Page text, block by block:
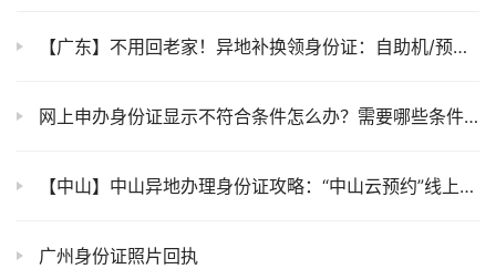
【广东】不用回老家！异地补换领身份证：自助机/预约窗口办轻松办理7天拿证！
网上申办身份证显示不符合条件怎么办？需要哪些条件、材料
【中山】中山异地办理身份证攻略：“中山云预约”线上预约窗口办理、自助机办理任选（附流程、材料、办理条件）
广州身份证照片回执